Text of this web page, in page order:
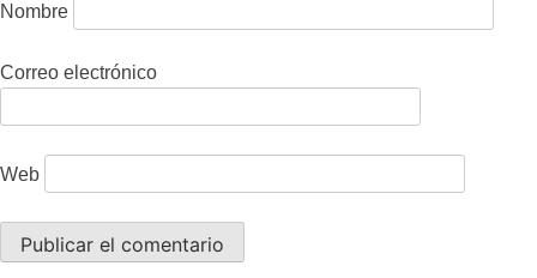
Nombre
Correo electrónico
Web